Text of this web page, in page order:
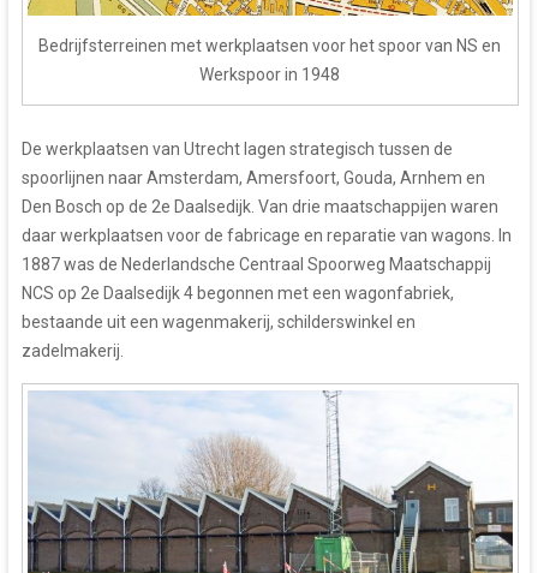
Bedrijfsterreinen met werkplaatsen voor het spoor van NS en
Werkspoor in 1948
De werkplaatsen van Utrecht lagen strategisch tussen de
spoorlijnen naar Amsterdam, Amersfoort, Gouda, Arnhem en
Den Bosch op de 2e Daalsedijk. Van drie maatschappijen waren
daar werkplaatsen voor de fabricage en reparatie van wagons. In
1887 was de Nederlandsche Centraal Spoorweg Maatschappij
NCS op 2e Daalsedijk 4 begonnen met een wagonfabriek,
bestaande uit een wagenmakerij, schilderswinkel en
zadelmakerij.